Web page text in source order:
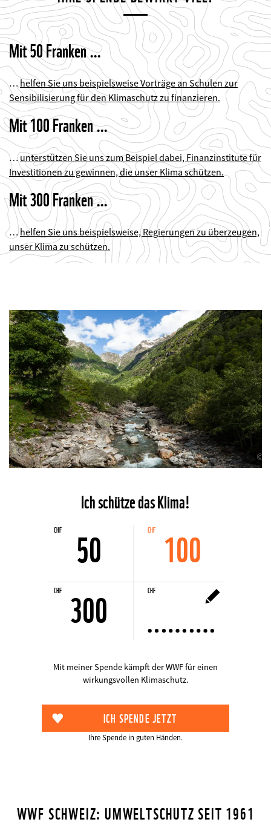
Mit 50 Franken …
… helfen Sie uns beispielsweise Vorträge an Schulen zur
Sensibilisierung für den Klimaschutz zu finanzieren.
Mit 100 Franken …
…unterstützen Sie uns zum Beispiel dabei, Finanzinstitute für
Investitionen zu gewinnen, die unser Klima schützen.
Mit 300 Franken …
…helfen Sie uns beispielsweise, Regierungen zu überzeugen,
unser Klima zu schützen.
©
Ich schütze das Klima!
CHF 50 CHF 100
CHF 300 CHF
Anderer
Betrag
Mit meiner Spende kämpft der WWF für einen
wirkungsvollen Klimaschutz.
Ihre Spende in guten Händen.
WWF SCHWEIZ: UMWELTSCHUTZ SEIT 1961